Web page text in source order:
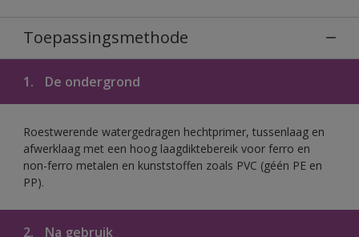
Toepassingsmethode
1. De ondergrond
Roestwerende watergedragen hechtprimer, tussenlaag en
afwerklaag met een hoog laagdiktebereik voor ferro en
non-ferro metalen en kunststoffen zoals PVC (géén PE en
PP).
2. Na gebruik